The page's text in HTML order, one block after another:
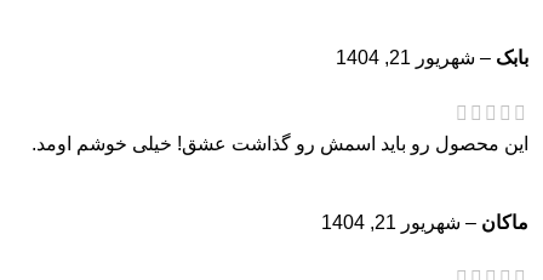
بابک – شهریور 21, 1404
این محصول رو باید اسمش رو گذاشت عشق! خیلی خوشم اومد.
ماکان – شهریور 21, 1404